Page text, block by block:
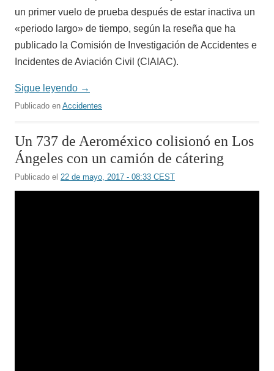
un primer vuelo de prueba después de estar inactiva un
«periodo largo» de tiempo, según la reseña que ha
publicado la Comisión de Investigación de Accidentes e
Incidentes de Aviación Civil (CIAIAC).
Sigue leyendo →
Publicado en Accidentes
Un 737 de Aeroméxico colisionó en Los
Ángeles con un camión de cátering
Publicado el 22 de mayo, 2017 - 08:33 CEST